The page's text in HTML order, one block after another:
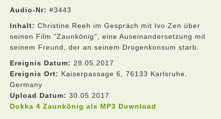
Audio-Nr: #3443
Inhalt: Christine Reeh im Gespräch mit Ivo Zen über
seinen Film "Zaunkönig", eine Auseinandersetzung mit
seinem Freund, der an seinem Drogenkonsum starb.
Ereignis Datum: 28.05.2017
Ereignis Ort: Kaiserpassage 6, 76133 Karlsruhe,
Germany
Upload Datum: 30.05.2017
Dokka 4 Zaunkönig als MP3 Download